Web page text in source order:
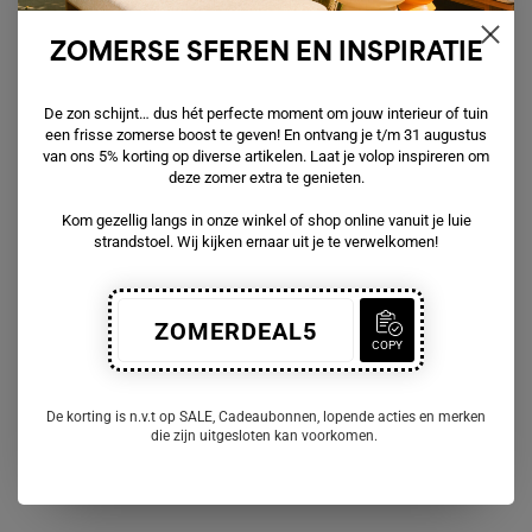
ZOMERSE SFEREN EN INSPIRATIE
De zon schijnt… dus hét perfecte moment om jouw interieur of tuin
een frisse zomerse boost te geven! En ontvang je t/m 31 augustus
van ons 5% korting op diverse artikelen. Laat je volop inspireren om
deze zomer extra te genieten.
Kom gezellig langs in onze winkel of shop online vanuit je luie
strandstoel. Wij kijken ernaar uit je te verwelkomen!
ZOMERDEAL5 COPY
De korting is n.v.t op SALE, Cadeaubonnen, lopende acties en merken
die zijn uitgesloten kan voorkomen.